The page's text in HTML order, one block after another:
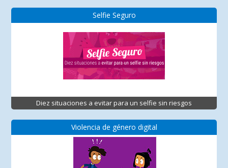
Selfie Seguro
Diez situaciones a evitar para un selfie sin riesgos
Violencia de género digital